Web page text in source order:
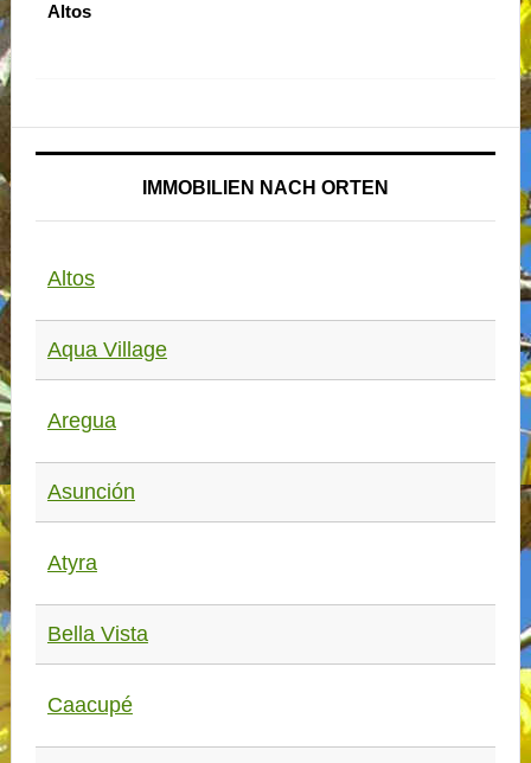
Altos
IMMOBILIEN NACH ORTEN
Altos
Aqua Village
Aregua
Asunción
Atyra
Bella Vista
Caacupé